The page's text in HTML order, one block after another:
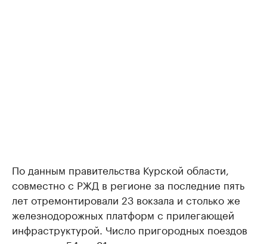
По данным правительства Курской области,
совместно с РЖД в регионе за последние пять
лет отремонтировали 23 вокзала и столько же
железнодорожных платформ с прилегающей
инфраструктурой. Число пригородных поездов